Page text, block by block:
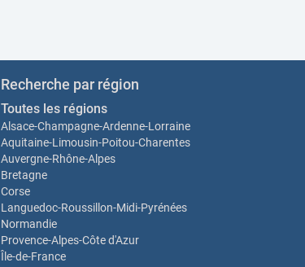
Recherche par région
Toutes les régions
Alsace-Champagne-Ardenne-Lorraine
Aquitaine-Limousin-Poitou-Charentes
Auvergne-Rhône-Alpes
Bretagne
Corse
Languedoc-Roussillon-Midi-Pyrénées
Normandie
Provence-Alpes-Côte d'Azur
Île-de-France